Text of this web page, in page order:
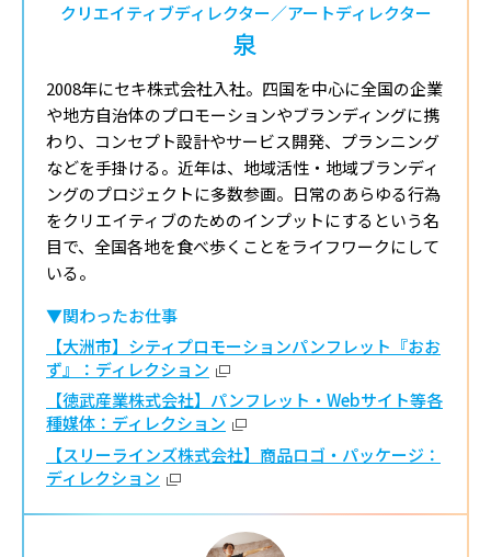
クリエイティブディレクター／アートディレクター
泉
2008年にセキ株式会社入社。四国を中心に全国の企業
や地方自治体のプロモーションやブランディングに携
わり、コンセプト設計やサービス開発、プランニング
などを手掛ける。近年は、地域活性・地域ブランディ
ングのプロジェクトに多数参画。日常のあらゆる行為
をクリエイティブのためのインプットにするという名
目で、全国各地を食べ歩くことをライフワークにして
いる。
▼関わったお仕事
【大洲市】シティプロモーションパンフレット『おお
ず』：ディレクション
【徳武産業株式会社】パンフレット・Webサイト等各
種媒体：ディレクション
【スリーラインズ株式会社】商品ロゴ・パッケージ：
ディレクション